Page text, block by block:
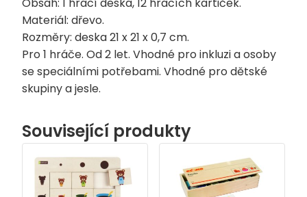
Materiál: dřevo.
Rozměry: deska 21 x 21 x 0,7 cm.
Pro 1 hráče. Od 2 let. Vhodné pro inkluzi a osoby
se speciálními potřebami. Vhodné pro dětské
skupiny a jesle.
Související produkty